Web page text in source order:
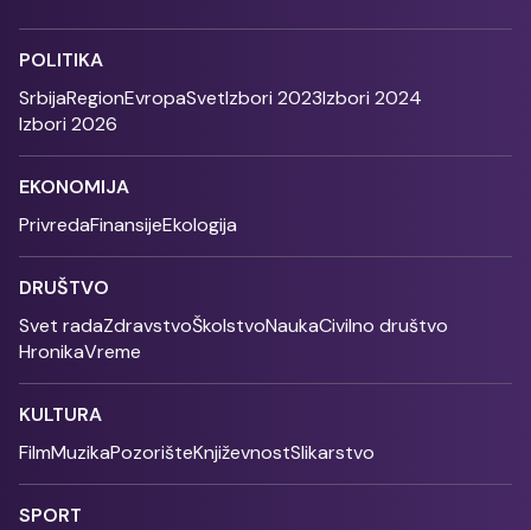
POLITIKA
SrbijaRegionEvropaSvetIzbori 2023Izbori 2024
Izbori 2026
EKONOMIJA
PrivredaFinansijeEkologija
DRUŠTVO
Svet radaZdravstvoŠkolstvoNaukaCivilno društvo
HronikaVreme
KULTURA
FilmMuzikaPozorišteKnjiževnostSlikarstvo
SPORT